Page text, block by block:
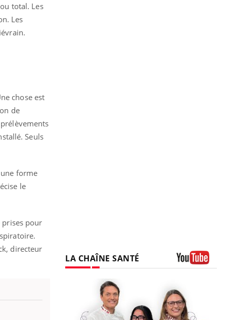
total. Les
Les
chose est
de
Seuls
forme
le
prises pour
directeur
LA CHAÎNE SANTÉ